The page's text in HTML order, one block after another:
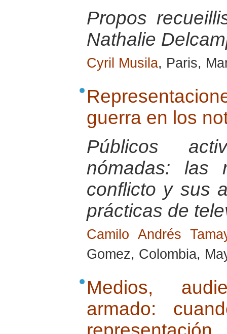
Propos
Nathalie
Cyril Musila, Paris,
guerra en los
Públicos
nómadas: las
conflicto y sus
prácticas de
Camilo Andrés
Gomez, Colombia,
Medios,
armado: